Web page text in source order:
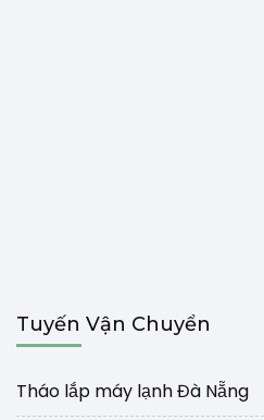
Tuyến Vận Chuyển
Tháo lắp máy lạnh Đà Nẵng